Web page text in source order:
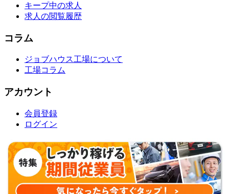
キープ中の求人
求人の閲覧履歴
コラム
ジョブハウス工場について
工場コラム
アカウント
会員登録
ログイン